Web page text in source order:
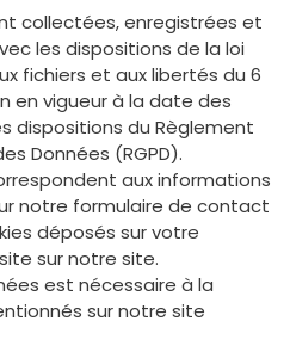
collectées, enregistrées et
les dispositions de la loi
fichiers et aux libertés du 6
en vigueur à la date des
dispositions du Règlement
Données (RGPD).
aux informations
notre formulaire de contact
déposés sur votre
sur notre site.
est nécessaire à la
sur notre site